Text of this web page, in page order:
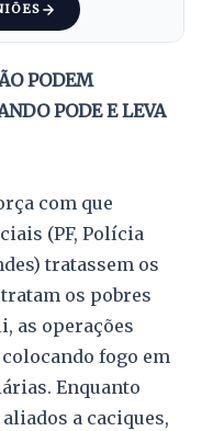
PODEM
PODE E LEVA
com que
(PF, Polícia
tratassem os
os pobres
as operações
fogo em
Enquanto
a caciques,